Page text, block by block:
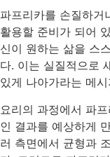
파프리카를 손질하거
활용할 준비가 되어
신이 원하는 삶을 스
다. 이는 실질적으로
있게 나아가라는 메
요리의 과정에서 파
인 결과를 예상하게
러 측면에서 균형과